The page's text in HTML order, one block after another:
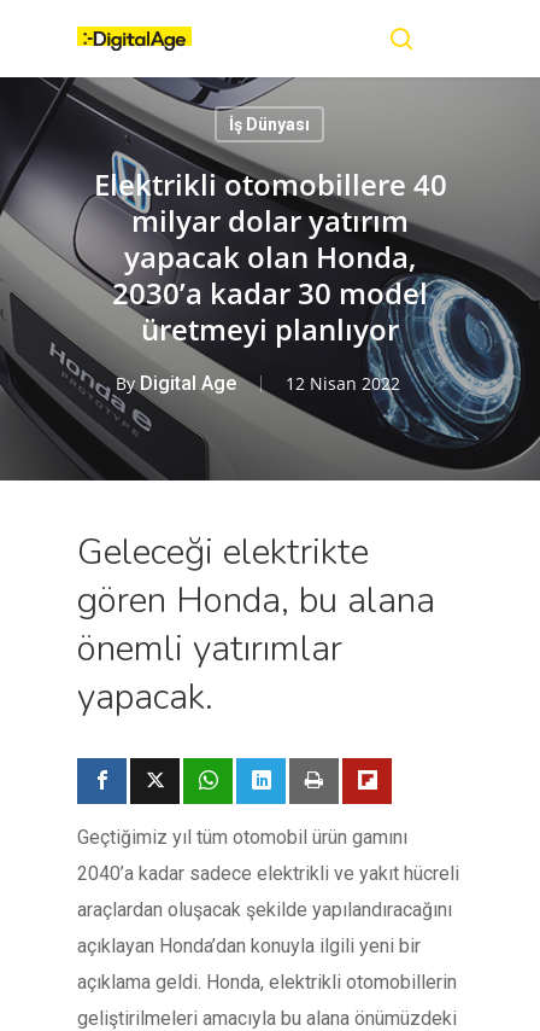
content
İş Dünyası
Elektrikli otomobillere 40
milyar dolar yatırım
yapacak olan Honda,
2030’a kadar 30 model
üretmeyi planlıyor
By Digital Age 12 Nisan 2022
Geleceği elektrikte
gören Honda, bu alana
önemli yatırımlar
yapacak.
Geçtiğimiz yıl tüm otomobil ürün gamını
2040’a kadar sadece elektrikli ve yakıt hücreli
araçlardan oluşacak şekilde yapılandıracağını
açıklayan Honda’dan konuyla ilgili yeni bir
açıklama geldi. Honda, elektrikli otomobillerin
geliştirilmeleri amacıyla bu alana önümüzdeki